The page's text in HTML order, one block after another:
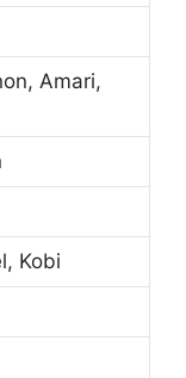
Amari,
Kobi